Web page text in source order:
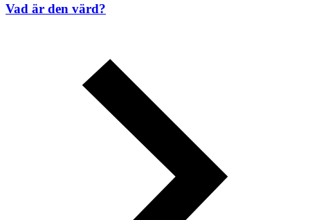
Vad är den värd?